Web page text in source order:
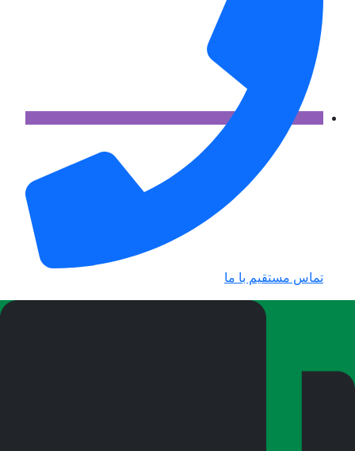
تماس مستقیم با ما